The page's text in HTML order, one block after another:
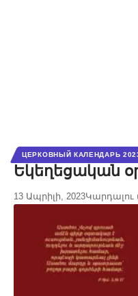
ЦЕРКОВНЫЙ КАЛЕНДАРЬ
Եկեղեցական
13 Ապրիլի, 2023Կարդալու